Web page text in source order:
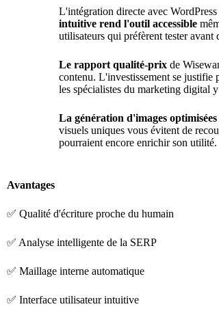
L'intégration directe avec
intuitive rend l'outil accessible
utilisateurs qui préfèrent tester avant
Le rapport qualité-prix de
contenu. L'investissement se justifie
les spécialistes du marketing digital
La génération d'images
visuels uniques vous évitent de
pourraient encore enrichir son utilité.
Avantages
✅ Qualité d'écriture proche du humain
✅ Analyse intelligente de la SERP
✅ Maillage interne automatique
✅ Interface utilisateur intuitive